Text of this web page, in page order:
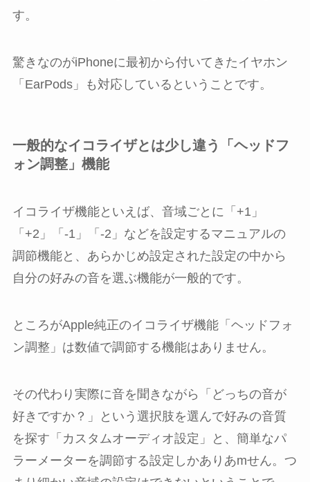
す。
驚きなのがiPhoneに最初から付いてきたイヤホン
「EarPods」も対応しているということです。
一般的なイコライザとは少し違う「ヘッドフ
ォン調整」機能
イコライザ機能といえば、音域ごとに「+1」
「+2」「-1」「-2」などを設定するマニュアルの
調節機能と、あらかじめ設定された設定の中から
自分の好みの音を選ぶ機能が一般的です。
ところがApple純正のイコライザ機能「ヘッドフォ
ン調整」は数値で調節する機能はありません。
その代わり実際に音を聞きながら「どっちの音が
好きですか？」という選択肢を選んで好みの音質
を探す「カスタムオーディオ設定」と、簡単なパ
ラーメーターを調節する設定しかありあmせん。つ